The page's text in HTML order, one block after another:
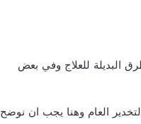
البديلة للعلاج وفي بعض
العام وهنا يجب ان نوضح